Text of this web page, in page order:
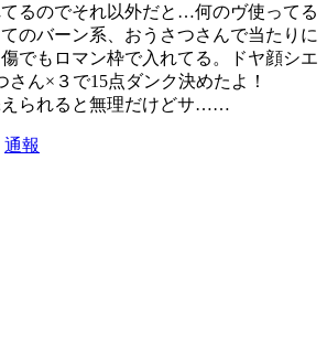
るのでそれ以外だと…何のヴ使ってる
のバーン系、おうさつさんで当たりに
でもロマン枠で入れてる。ドヤ顔シエ
さん×３で15点ダンク決めたよ！
られると無理だけどサ……
通報